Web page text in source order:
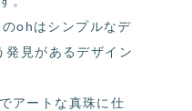
ohはシンプルなデ
見があるデザイン
アートな真珠に仕